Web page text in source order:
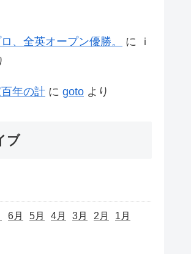
、全英オープン優勝。 に
ｉ
年の計 に goto より
ブ
6月 5月 4月 3月 2月 1月